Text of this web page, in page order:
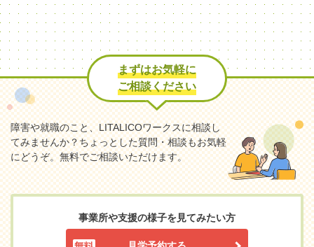
まずはお気軽に
ご相談ください
障害や就職のこと、LITALICOワークスに相談し
てみませんか？ちょっとした質問・相談もお気軽
にどうぞ。無料でご相談いただけます。
事業所や支援の様子を見てみたい方